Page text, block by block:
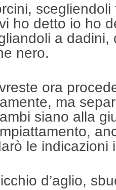
ho detto io ho
a
nero.
ora
ma
siano alla
le indicazioni
d’aglio,